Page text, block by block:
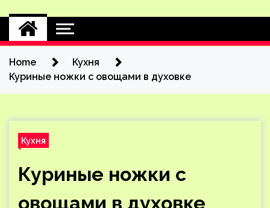
Home
Кухня
Куриные ножки с овощами в духовке
Кухня
Куриные ножки с
овощами в духовке